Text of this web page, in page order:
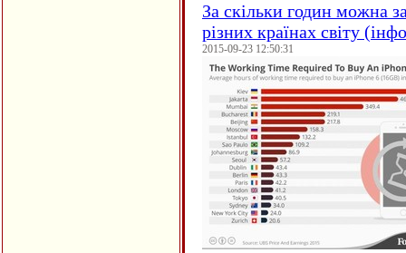
За скільки годин можна
різних країнах світу
2015-09-23 12:50:31